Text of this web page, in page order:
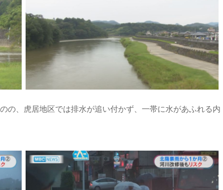
の、虎居地区では排水が追い付かず、一帯に水があふれる内